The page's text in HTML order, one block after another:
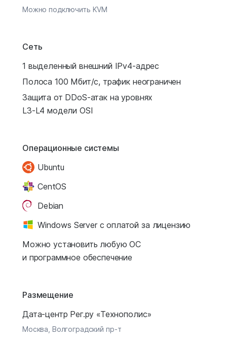
Можно подключить KVM
Сеть
1 выделенный внешний IPv4-адрес
Полоса 100 Мбит/с, трафик неограничен
Защита от DDoS-атак на уровнях
L3-L4 модели OSI
Операционные системы
Ubuntu
CentOS
Debian
Windows Server с оплатой за лицензию
Можно установить любую ОС
и программное обеспечение
Размещение
Дата-центр Рег.ру «Технополис»
Москва, Волгоградский пр-т